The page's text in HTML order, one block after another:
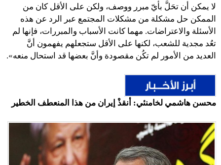
لا يمكن أن تحَلَّ بأيّ مبرر ووصف، ولكن على الأقل كان من
الممكن حل مشكلة من مشكلات المجتمع عبر الرد عن هذه
الأسئلة والاعتراضات. مهما كانت الأسباب والمبررات، فإنها لم
تعُد مجدية للشعب، لكنها على الأقل ستجعلهم يفهمون أنَّ
العديد من الأمور لم تكُن مقصودة وأنَّ بعضها قد استحال منعه».
محسن هاشمي لخامنئي: أنقذْ إيران من هذا المنعطف الخطير